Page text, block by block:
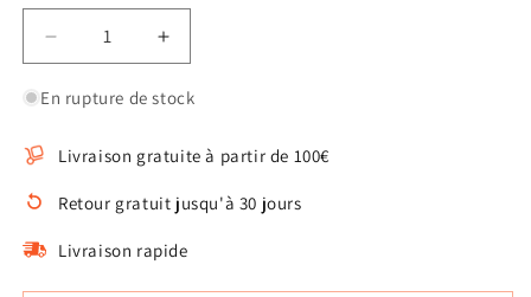
Réduire
la
quantité
Siège
d&#39;auto
pour
Augmenter
la
quantité
Siège
d&#39;auto
pour
chiens
En rupture de stock
Livraison gratuite à partir de 100€
Retour gratuit jusqu'à 30 jours
Livraison rapide